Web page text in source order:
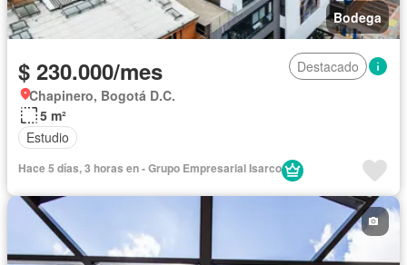
Bodega
$ 230.000/mes
Destacado
Chapinero, Bogotá D.C.
5 m²
Estudio
Hace 5 días, 3 horas en - Grupo Empresarial Isarco